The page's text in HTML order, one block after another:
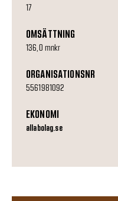
17
OMSÄTTNING
136,0 mnkr
ORGANISATIONSNR
5561981092
EKONOMI
allabolag.se